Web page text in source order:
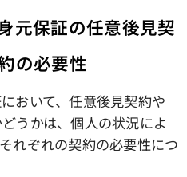
元保証の任意後見契
の必要性
おいて、任意後見契約や
うかは、個人の状況によ
れぞれの契約の必要性につ